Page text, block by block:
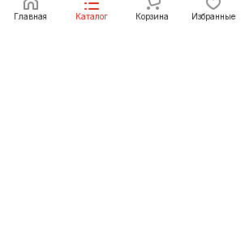
Главная Каталог Корзина Избранные